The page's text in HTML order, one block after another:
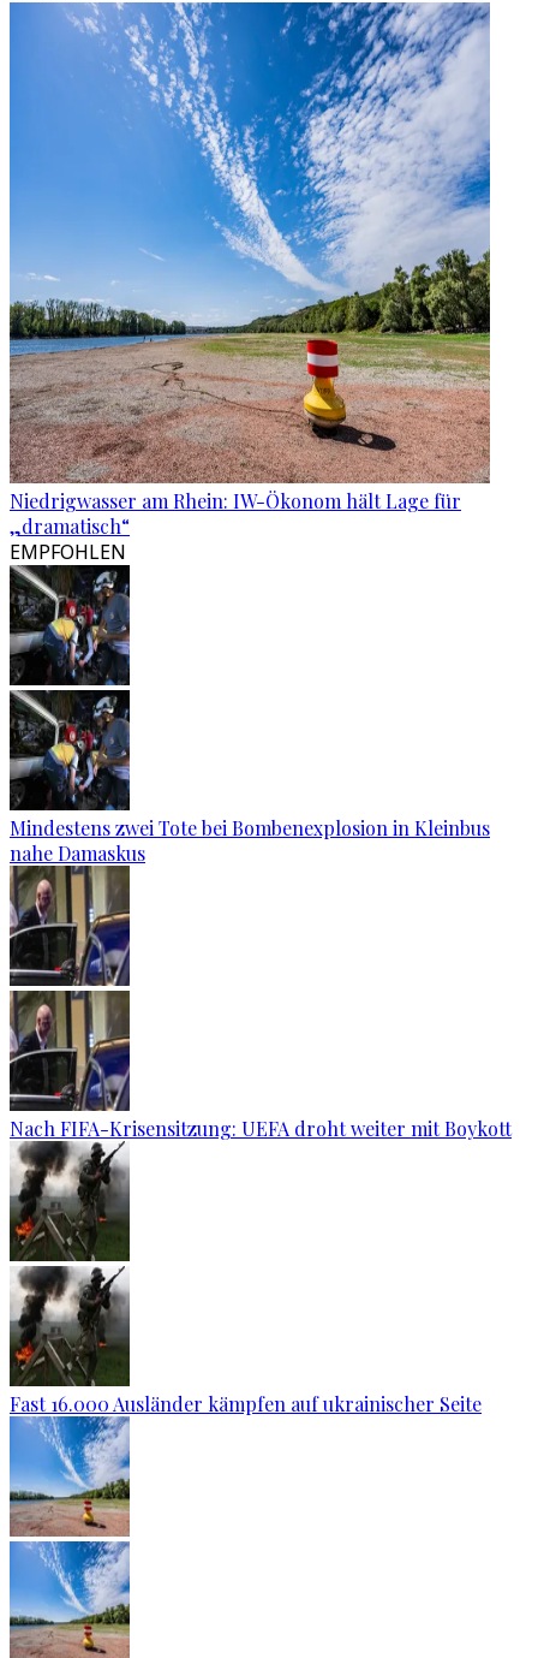
Niedrigwasser am Rhein: IW-Ökonom hält Lage für
„dramatisch“
EMPFOHLEN
Mindestens zwei Tote bei Bombenexplosion in Kleinbus
nahe Damaskus
Nach FIFA-Krisensitzung: UEFA droht weiter mit Boykott
Fast 16.000 Ausländer kämpfen auf ukrainischer Seite